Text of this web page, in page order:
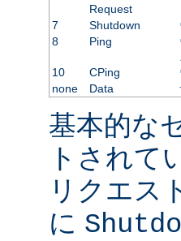
Request
7 Shutdown
8
Ping
10
CPing
none
Data
基本的な
トされて
リクエス
に